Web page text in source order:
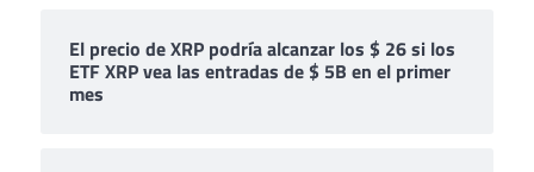
El precio de XRP podría alcanzar los $ 26 si los
ETF XRP vea las entradas de $ 5B en el primer
mes